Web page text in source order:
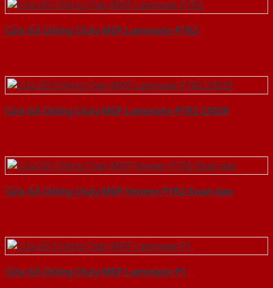
Cửa Gỗ Chống Cháy MDF Laminate P1R2
Cửa Gỗ Chống Cháy MDF Laminate P1R2 23029
Cửa Gỗ Chống Cháy MDF Veneer P1R2 Xoan dao
Cửa Gỗ Chống Cháy MDF Laminate P1